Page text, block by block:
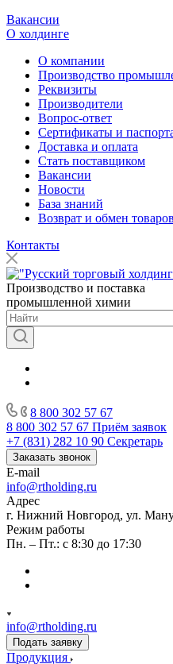
Вакансии
О холдинге
О компании
Производство
Реквизиты
Производители
Вопрос-ответ
Сертификаты и
Доставка и оплата
Стать поставщиком
Вакансии
Новости
База знаний
Возврат и обмен товаров
Контакты
Производство и поставка
промышленной химии
8 800 302 57 67
8 800 302 57 67 Приём заявок
+7 (831) 282 10 90 Секретарь
Заказать звонок
E-mail
info@rtholding.ru
Адрес
г. Нижний Новгород, ул.
Режим работы
Пн. – Пт.: с 8:30 до 17:30
info@rtholding.ru
Подать заявку
Продукция